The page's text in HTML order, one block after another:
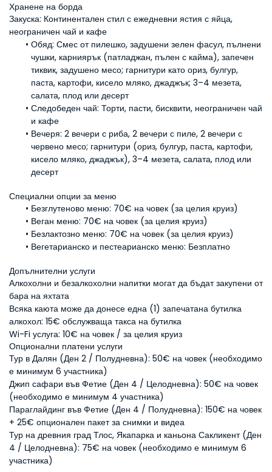
Хранене на борда
Закуска: Континентален стил с ежедневни ястия с яйца,
неограничен чай и кафе
Обяд: Смес от пилешко, задушени зелен фасул, пълнени
чушки, карниярък (патладжан, пълен с кайма), запечен
тиквик, задушено месо; гарнитури като ориз, булгур,
паста, картофи, кисело мляко, джаджък; 3–4 мезета,
салата, плод или десерт
Следобеден чай: Торти, пасти, бисквити, неограничен чай
и кафе
Вечеря: 2 вечери с риба, 2 вечери с пиле, 2 вечери с
червено месо; гарнитури (ориз, булгур, паста, картофи,
кисело мляко, джаджък), 3–4 мезета, салата, плод или
десерт
Специални опции за меню
Безглутеново меню: 70€ на човек (за целия круиз)
Веган меню: 70€ на човек (за целия круиз)
Безлактозно меню: 70€ на човек (за целия круиз)
Вегетарианско и пестеарианско меню: Безплатно
Допълнителни услуги
Алкохолни и безалкохолни напитки могат да бъдат закупени от
бара на яхтата
Всяка каюта може да донесе една (1) запечатана бутилка
алкохол: 15€ обслужваща такса на бутилка
Wi-Fi услуга: 10€ на човек / за целия круиз
Опционални платени услуги
Тур в Далян (Ден 2 / Полудневна): 50€ на човек (необходимо
е минимум 6 участника)
Джип сафари във Фетие (Ден 4 / Целодневна): 50€ на човек
(необходимо е минимум 4 участника)
Параглайдинг във Фетие (Ден 4 / Полудневна): 150€ на човек
+ 25€ опционален пакет за снимки и видеа
Тур на древния град Тлос, Якапарка и каньона Сакликент (Ден
4 / Целодневна): 75€ на човек (необходимо е минимум 6
участника)